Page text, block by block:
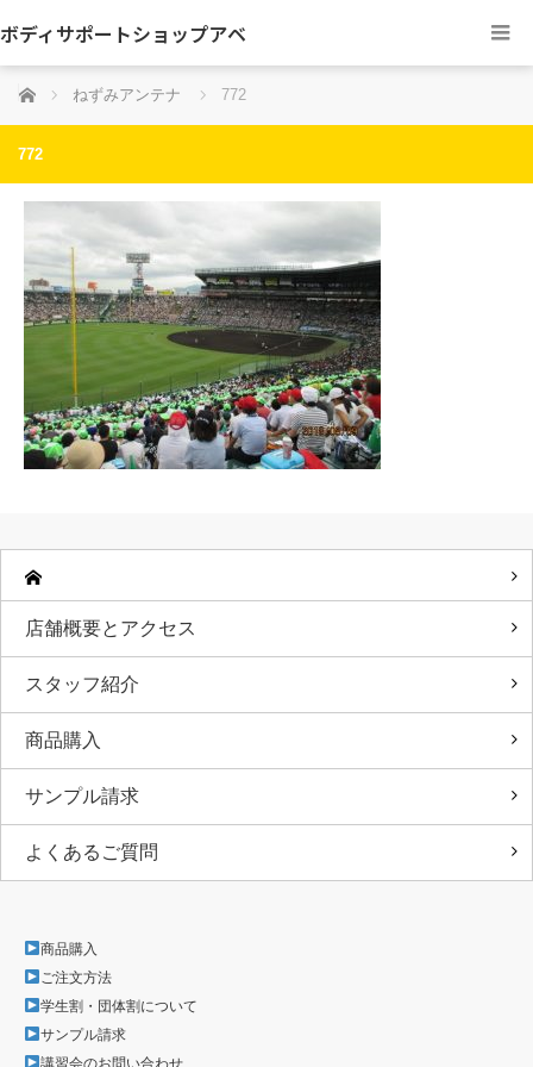
ボディサポートショップアベ
ホーム ねずみアンテナ 772
772
店舗概要とアクセス
スタッフ紹介
商品購入
サンプル請求
よくあるご質問
商品購入
ご注文方法
学生割・団体割について
サンプル請求
講習会のお問い合わせ